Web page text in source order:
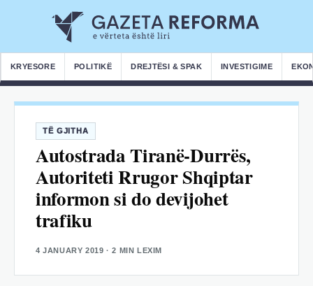
KRYESORE POLITIKË DREJTËSI & SPAK INVESTIGIME
TË GJITHA
Autostrada Tiranë-Durrës,
Autoriteti Rrugor Shqiptar
informon si do devijohet
trafiku
4 JANUARY 2019 · 2 MIN LEXIM